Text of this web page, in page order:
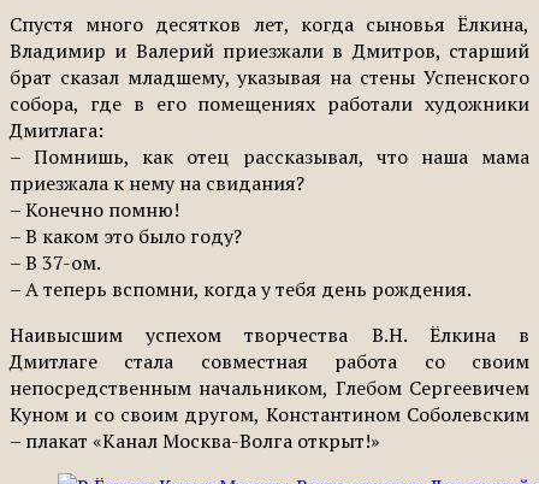
Спустя много десятков лет, когда сыновья Ёлкина,
Владимир и Валерий приезжали в Дмитров, старший
брат сказал младшему, указывая на стены Успенского
собора, где в его помещениях работали художники
Дмитлага:
– Помнишь, как отец рассказывал, что наша мама
приезжала к нему на свидания?
– Конечно помню!
– В каком это было году?
– В 37-ом.
– А теперь вспомни, когда у тебя день рождения.
Наивысшим успехом творчества В.Н. Ёлкина в
Дмитлаге стала совместная работа со своим
непосредственным начальником, Глебом Сергеевичем
Куном и со своим другом, Константином Соболевским
– плакат «Канал Москва-Волга открыт!»